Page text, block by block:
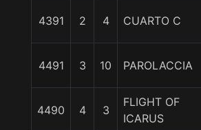
4391 2 4 CUARTO C
4491 3 10 PAROLACCIA
4490 4 3
FLIGHT OF
ICARUS